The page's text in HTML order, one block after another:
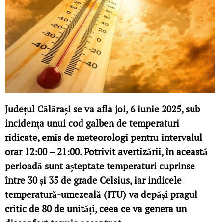
Județul Călărași se va afla joi, 6 iunie 2025, sub
incidența unui cod galben de temperaturi
ridicate, emis de meteorologi pentru intervalul
orar 12:00 – 21:00. Potrivit avertizării, în această
perioadă sunt așteptate temperaturi cuprinse
între 30 și 35 de grade Celsius, iar indicele
temperatură-umezeală (ITU) va depăși pragul
critic de 80 de unități, ceea ce va genera un